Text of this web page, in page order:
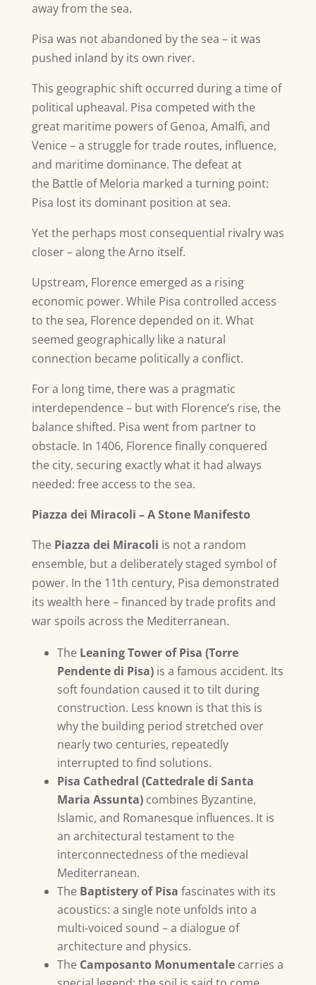
away from the sea.
Pisa was not abandoned by the sea – it was
pushed inland by its own river.
This geographic shift occurred during a time of
political upheaval. Pisa competed with the
great maritime powers of Genoa, Amalfi, and
Venice – a struggle for trade routes, influence,
and maritime dominance. The defeat at
the Battle of Meloria marked a turning point:
Pisa lost its dominant position at sea.
Yet the perhaps most consequential rivalry was
closer – along the Arno itself.
Upstream, Florence emerged as a rising
economic power. While Pisa controlled access
to the sea, Florence depended on it. What
seemed geographically like a natural
connection became politically a conflict.
For a long time, there was a pragmatic
interdependence – but with Florence’s rise, the
balance shifted. Pisa went from partner to
obstacle. In 1406, Florence finally conquered
the city, securing exactly what it had always
needed: free access to the sea.
Piazza dei Miracoli – A Stone Manifesto
The Piazza dei Miracoli is not a random
ensemble, but a deliberately staged symbol of
power. In the 11th century, Pisa demonstrated
its wealth here – financed by trade profits and
war spoils across the Mediterranean.
The Leaning Tower of Pisa (Torre
Pendente di Pisa)is a famous accident. Its
soft foundation caused it to tilt during
construction. Less known is that this is
why the building period stretched over
nearly two centuries, repeatedly
interrupted to find solutions.
Pisa Cathedral (Cattedrale di Santa
Maria Assunta)combines Byzantine,
Islamic, and Romanesque influences. It is
an architectural testament to the
interconnectedness of the medieval
Mediterranean.
The Baptistery of Pisa fascinates with its
acoustics: a single note unfolds into a
multi-voiced sound – a dialogue of
architecture and physics.
The Camposanto Monumentalecarries a